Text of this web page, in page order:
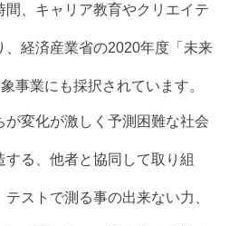
、キャリア教育やクリエイテ
、経済産業省の2020年度「未来
事業にも採択されています。
変化が激しく予測困難な社会
する、他者と協同して取り組
テストで測る事の出来ない力、